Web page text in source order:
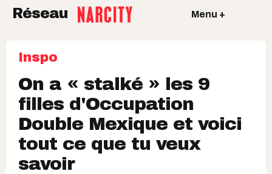
Réseau Menu +
Inspo
On a « stalké » les 9
filles d'Occupation
Double Mexique et voici
tout ce que tu veux
savoir